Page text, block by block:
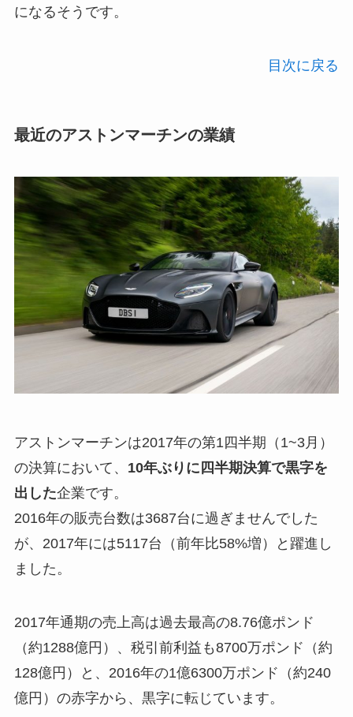
になるそうです。
目次に戻る
最近のアストンマーチンの業績
アストンマーチンは2017年の第1四半期（1~3月）
の決算において、 10年ぶりに四半期決算で黒字を
出した企業です。
2016年の販売台数は3687台に過ぎませんでした
が、2017年には5117台（前年比58%増）と躍進し
ました。
2017年通期の売上高は過去最高の8.76億ポンド
（約1288億円）、税引前利益も8700万ポンド（約
128億円）と、2016年の1億6300万ポンド（約240
億円）の赤字から、黒字に転じています。